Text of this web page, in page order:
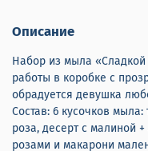
Описание
Набор из мыла
работы в коробке с
обрадуется девушка
Состав: 6 кусочков
роза, десерт с малиной
розами и макарони